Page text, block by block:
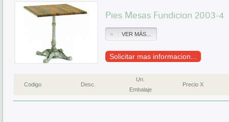
Pies Mesas Fundicion 2003-4
VER MÁS...
Solicitar mas informacion...
Codigo Desc.
Un.
Embalaje
Precio X